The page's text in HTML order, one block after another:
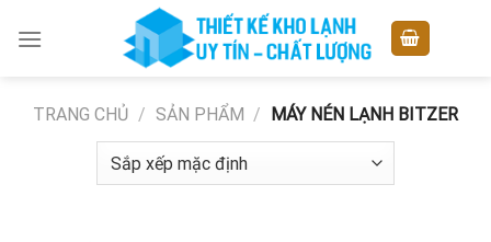
TRANG CHỦ / SẢN PHẨM / MÁY NÉN LẠNH BITZER